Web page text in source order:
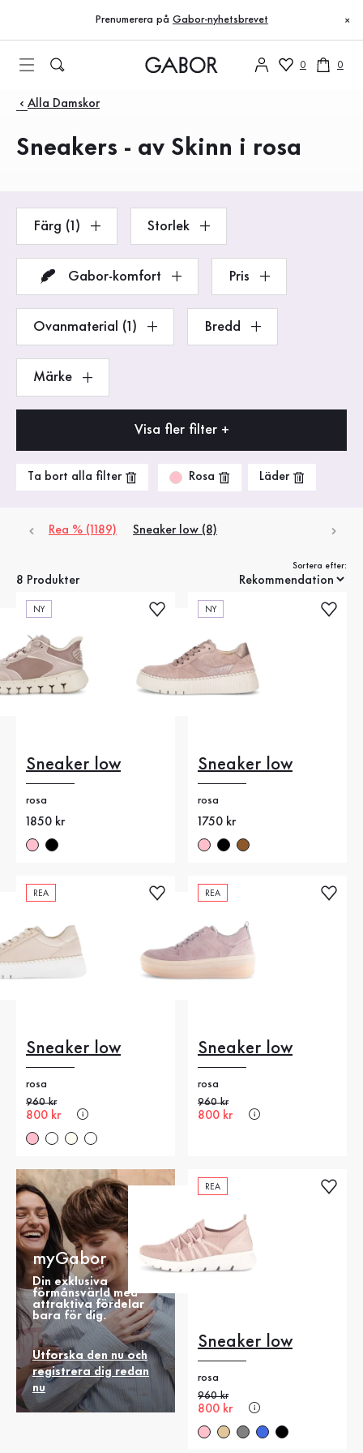
Till innehållsförteckning
Till huvudnavigation
Prenumerera på Gabor-nyhetsbrevet ×
0 0
Produkter
Alla Damskor
Sneakers - av Skinn i rosa
Färg (1) Storlek
Gabor-komfort Pris
Ovanmaterial (1) Bredd
Märke
Visa fler filter +
Ta bort alla filter Rosa Läder
Rea % (1189) Sneaker low (8)
8 Produkter
Sortera efter:
NY
Sneaker low
rosa
Nytt pris
1850 kr
NY
Sneaker low
rosa
Nytt pris
1750 kr
REA
Sneaker low
rosa
Gammalt pris
960 kr
Nytt pris
800 kr
REA
Sneaker low
rosa
Gammalt pris
960 kr
Nytt pris
800 kr
myGabor
Din exklusiva
förmånsvärld med
attraktiva fördelar
bara för dig.
Utforska den nu och
registrera dig redan
nu
REA
Sneaker low
rosa
Gammalt pris
960 kr
Nytt pris
800 kr